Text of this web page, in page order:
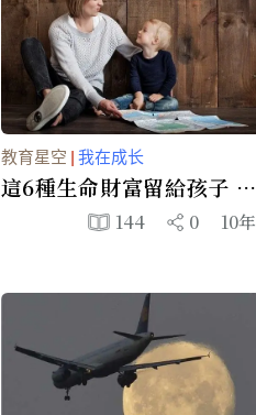
教育星空 |我在成长
這6種生命財富留給孩子
成績重要100倍(圖)
144 0 10